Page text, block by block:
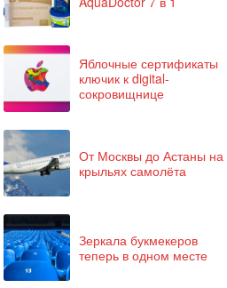
Яблочные сертификаты
ключик к digital-
сокровищнице
От Москвы до Астаны на
крыльях самолёта
Зеркала букмекеров
теперь в одном месте